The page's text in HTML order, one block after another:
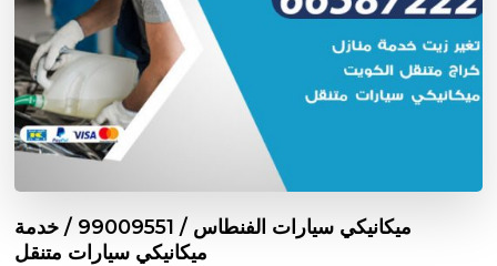
ميكانيكي سيارات الفنطاس / 99009551‬ / خدمة
ميكانيكي سيارات متنقل